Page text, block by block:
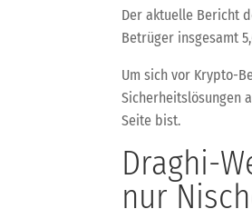
Der aktuelle Bericht
Betrüger insgesamt
Um sich vor Krypto-
Sicherheitslösungen
Seite bist.
Draghi-
nur